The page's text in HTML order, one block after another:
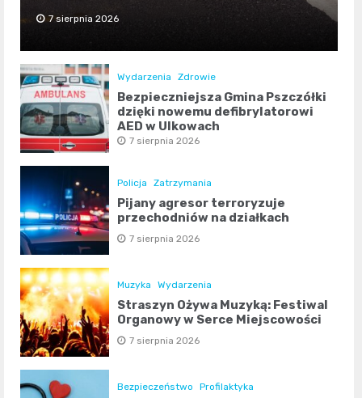
7 sierpnia 2026
Wydarzenia Zdrowie
Bezpieczniejsza Gmina Pszczółki
dzięki nowemu defibrylatorowi
AED w Ulkowach
7 sierpnia 2026
Policja Zatrzymania
Pijany agresor terroryzuje
przechodniów na działkach
7 sierpnia 2026
Muzyka Wydarzenia
Straszyn Ożywa Muzyką: Festiwal
Organowy w Serce Miejscowości
7 sierpnia 2026
Bezpieczeństwo Profilaktyka